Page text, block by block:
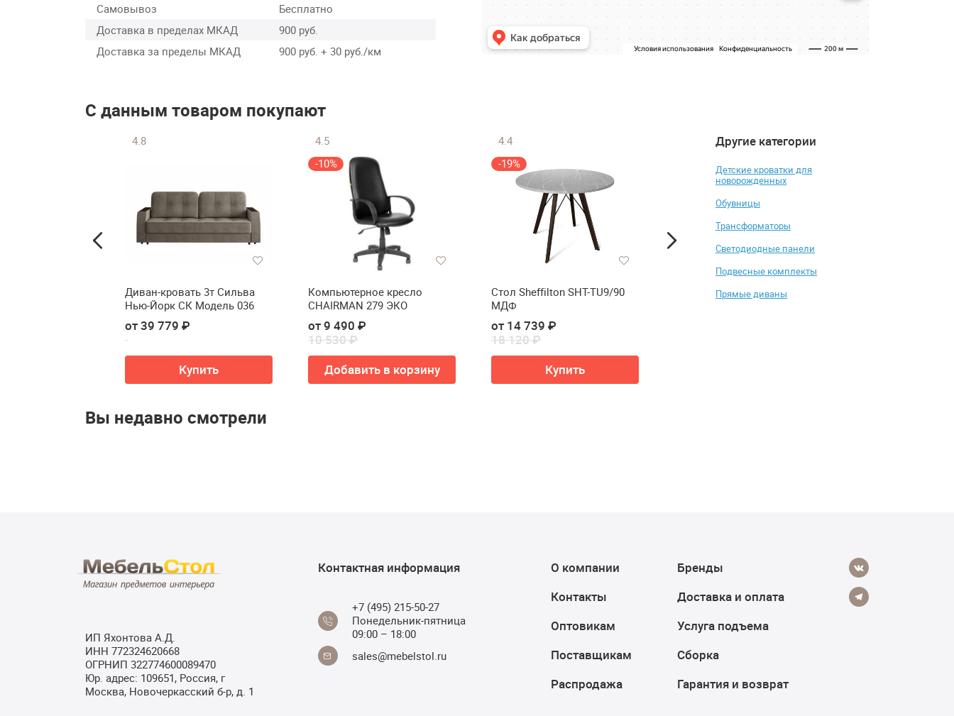
Самовывоз
Бесплатно
Доставка в пределах МКАД
900 руб.
Доставка за пределы МКАД
900 руб. + 30 руб./км
С данным товаром покупают
Другие категории
Детские кроватки для
новорожденных
Обувницы
Трансформаторы
Светодиодные панели
Подвесные комплекты
Прямые диваны
4.8
Диван-кровать 3т Сильва
Нью-Йорк СК Модель 036
от 39 779 ₽
Купить
4.5
-10%
Компьютерное кресло
CHAIRMAN 279 ЭКО
от 9 490 ₽
10 530 ₽
Добавить в корзину
4.4
-19%
Стол Sheffilton SHT-TU9/90
МДФ
от 14 739 ₽
18 120 ₽
Купить
Шкаф высокий Norden
Вы недавно смотрели
ИП Яхонтова А.Д.
ИНН 772324620668
ОГРНИП 322774600089470
Юр. адрес: 109651, Россия, г
Москва, Новочеркасский б-р, д. 1
Контактная информация
+7 (495) 215-50-27
Понедельник-пятница
09:00 – 18:00
sales@mebelstol.ru
О компании
Контакты
Оптовикам
Поставщикам
Распродажа
Бренды
Доставка и оплата
Услуга подъема
Сборка
Гарантия и возврат